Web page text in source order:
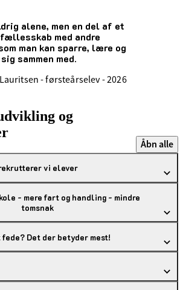
alene, men en del af et
med andre
man kan sparre, lære og
sammen med.
- førsteårselev - 2026
og
Åbn alle
vi elever
- mere fart og handling - mindre
tomsnak
Det der betyder mest!